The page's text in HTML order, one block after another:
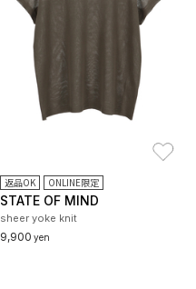
返品OK ONLINE限定
STATE OF MIND
sheer yoke knit
9,900 yen